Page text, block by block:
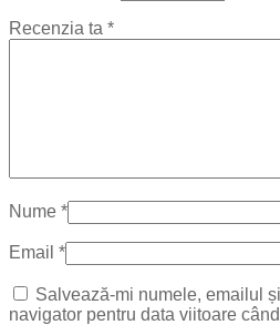
Recenzia ta *
Nume *
Email *
Salvează-mi numele, emailul
navigator pentru data viitoare